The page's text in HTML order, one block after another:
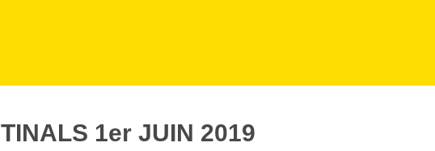
TINALS 1er JUIN 2019